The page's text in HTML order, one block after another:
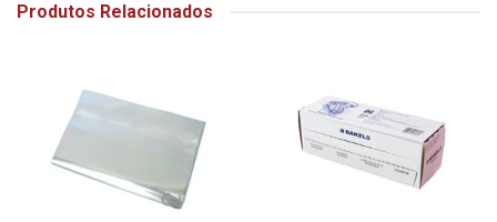
Produtos Relacionados